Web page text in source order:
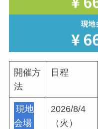
開催方
法
日程
現地
会場
2026/8/4
（火）